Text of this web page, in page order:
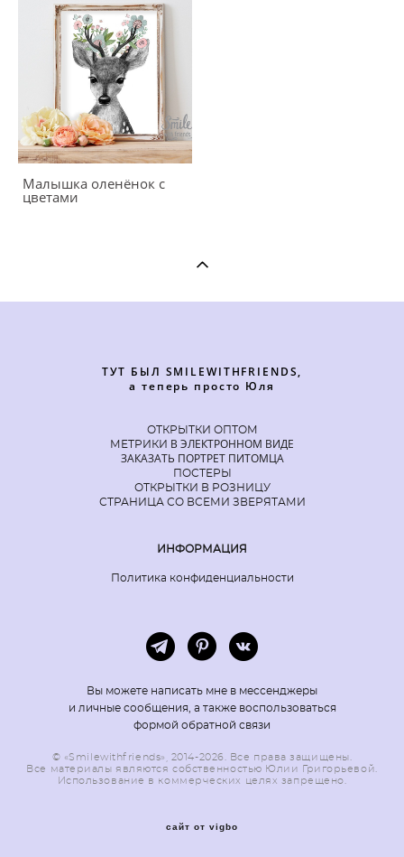
Малышка оленёнок с
цветами
ТУТ БЫЛ SMILEWITHFRIENDS,
а теперь просто Юля
ОТКРЫТКИ ОПТОМ
МЕТРИКИ В ЭЛЕКТРОННОМ ВИДЕ
ЗАКАЗАТЬ ПОРТРЕТ ПИТОМЦА
ПОСТЕРЫ
ОТКРЫТКИ В РОЗНИЦУ
СТРАНИЦА СО ВСЕМИ ЗВЕРЯТАМИ
ИНФОРМАЦИЯ
Политика конфиденциальности
Вы можете написать мне в мессенджеры
и личные сообщения, а также воспользоваться
формой обратной связи
© «Smilewithfriends», 2014-2026. Все права защищены.
Все материалы являются собственностью Юлии Григорьевой.
Использование в коммерческих целях запрещено.
сайт от vigbo